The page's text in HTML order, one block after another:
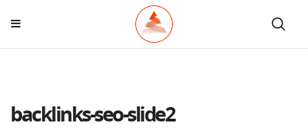
backlinks-seo-slide2